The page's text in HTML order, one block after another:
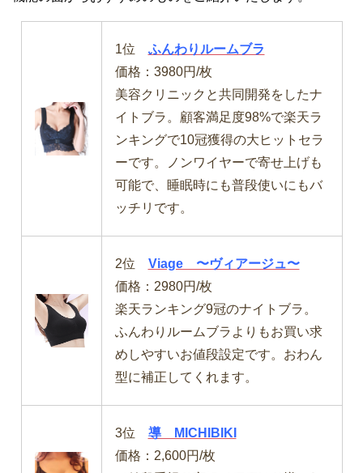
1位 ふんわりルームブラ
価格：3980円/枚
美容クリニックと共同開発をしたナ
イトブラ。顧客満足度98%で楽天ラ
ンキングで10冠獲得の大ヒットセラ
ーです。ノンワイヤーで寄せ上げも
可能で、睡眠時にも普段使いにもバ
ッチリです。
2位 Viage 〜ヴィアージュ〜
価格：2980円/枚
楽天ランキング9冠のナイトブラ。
ふんわりルームブラよりもお買い求
めしやすいお値段設定です。おわん
型に補正してくれます。
3位 導 MICHIBIKI
価格：2,600円/枚